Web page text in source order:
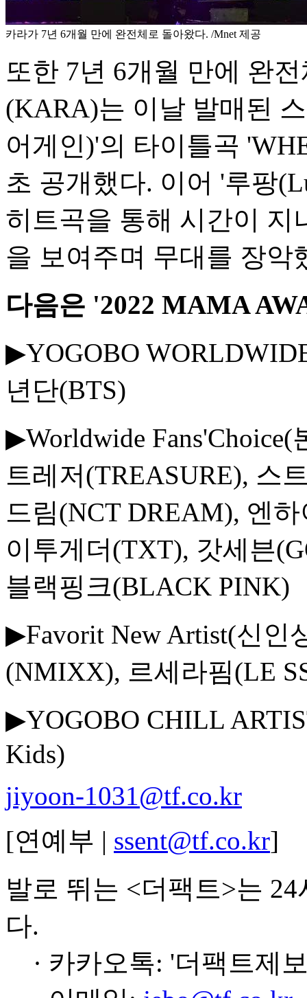
카라가 7년 6개월 만에 완전체로 돌아왔다. /Mnet 제공
또한 7년 6개월 만에 완
(KARA)는 이날 발매된
어게인)'의 타이틀곡
초 공개했다. 이어 '루팡
히트곡을 통해 시간이 지
을 보여주며 무대를 장악
다음은 '2022 MAMA
▶YOGOBO
년단(BTS)
▶Worldwide Fans'Choice(
트레저(TREASURE), 스
드림(NCT DREAM), 엔
이투게더(TXT), 갓세븐
블랙핑크(BLACK PINK)
▶Favorit New Artist(신인
(NMIXX), 르세라핌(LE
▶YOGOBO CHILL
Kids)
jiyoon-1031@tf.co.kr
[연예부 | ssent@tf.co.kr]
발로 뛰는 <더팩트>는
다.
· 카카오톡: '더팩트제